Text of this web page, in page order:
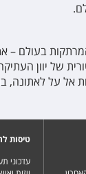
בעולם –
של יוון
על לאתונה,
טיסות
עדכוני